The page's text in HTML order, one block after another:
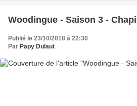
Woodingue - Saison 3 -
Publié le 23/10/2018 à 22:30
Par Papy Dulaut